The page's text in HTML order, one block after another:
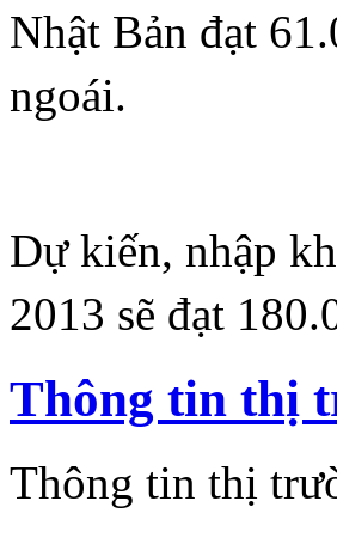
Nhật Bản đạt
ngoái.
Dự kiến, nhập
2013 sẽ đạt
Thông tin thị
Thông tin thị